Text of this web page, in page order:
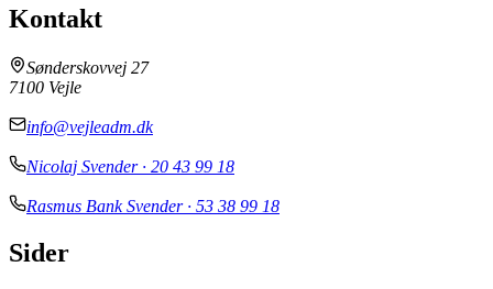
Kontakt
Sønderskovvej 27
7100 Vejle
info@vejleadm.dk
Nicolaj Svender· 20 43 99 18
Rasmus Bank Svender· 53 38 99 18
Sider